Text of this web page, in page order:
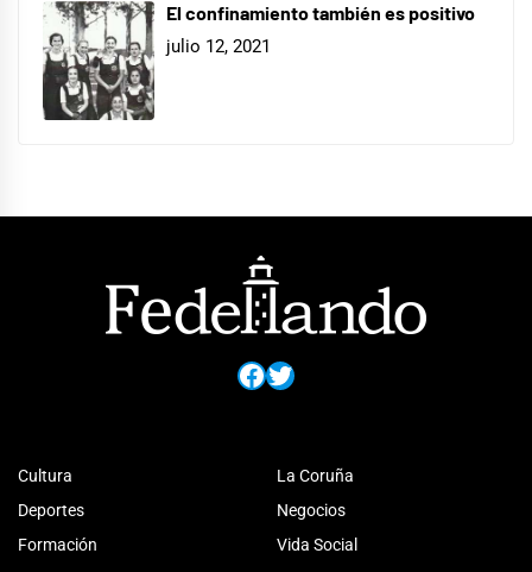
El confinamiento también es positivo
julio 12, 2021
Facebook
Twitter
Cultura
Deportes
Formación
La Coruña
Negocios
Vida Social